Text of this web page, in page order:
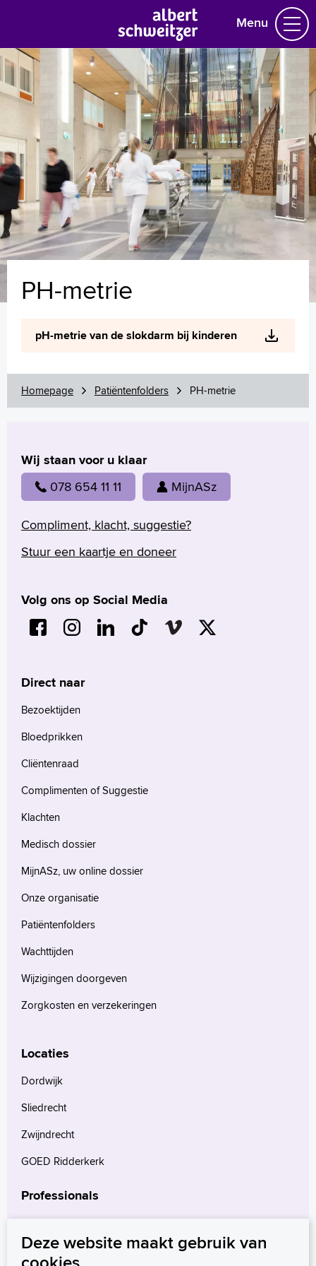
Menu
Homepage
Praktische informatie
Specialismen
Werken en leren
Medewerkers
Contact
MijnASz
Language
Zoeken
Français
Polski
Türkçe
Arabisch
PH-metrie
pH-metrie van de slokdarm bij kinderen
Homepage Patiëntenfolders PH-metrie
Wij staan voor u klaar
078 654 11 11 MijnASz
Compliment, klacht, suggestie?
Stuur een kaartje en doneer
Volg ons op Social Media
Direct naar
Bezoektijden
Bloedprikken
Cliëntenraad
Complimenten of Suggestie
Klachten
Medisch dossier
MijnASz, uw online dossier
Onze organisatie
Patiëntenfolders
Wachttijden
Wijzigingen doorgeven
Zorgkosten en verzekeringen
Locaties
Dordwijk
Sliedrecht
Zwijndrecht
GOED Ridderkerk
Professionals
Verwijzers
Wetenschappelijk onderzoek
Deze website maakt gebruik van